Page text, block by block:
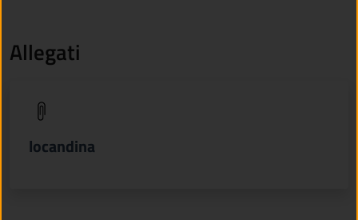
Allegati
locandina
(apre in un'altra scheda).